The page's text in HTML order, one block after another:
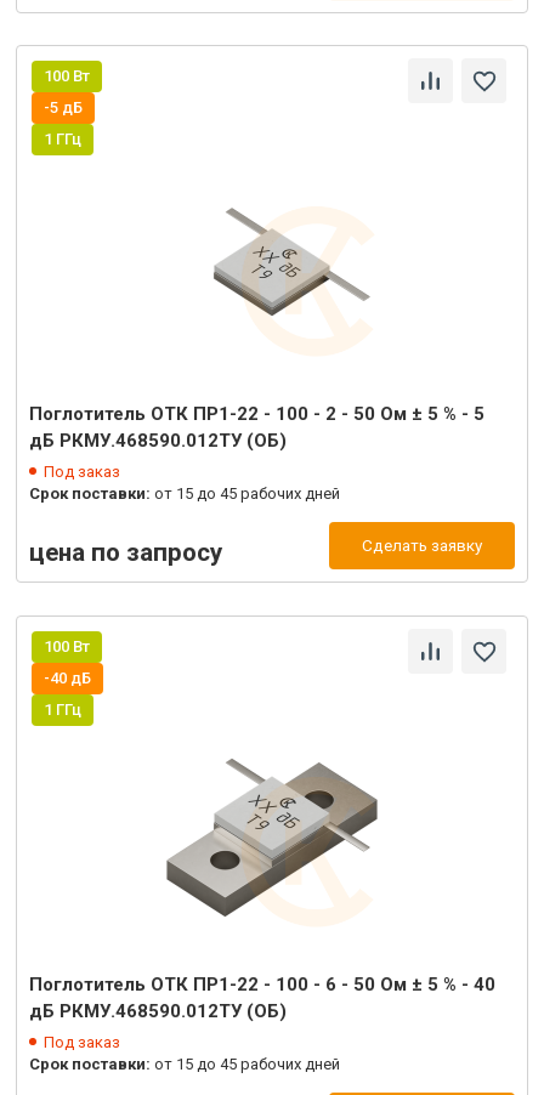
100 Вт
-5 дБ
1 ГГц
Поглотитель ОТК ПР1-22 - 100 - 2 - 50 Ом ± 5 % - 5
дБ РКМУ.468590.012ТУ (ОБ)
Под заказ
Срок поставки:от 15 до 45 рабочих дней
цена по запросу Сделать заявку
100 Вт
-40 дБ
1 ГГц
Поглотитель ОТК ПР1-22 - 100 - 6 - 50 Ом ± 5 % - 40
дБ РКМУ.468590.012ТУ (ОБ)
Под заказ
Срок поставки:от 15 до 45 рабочих дней